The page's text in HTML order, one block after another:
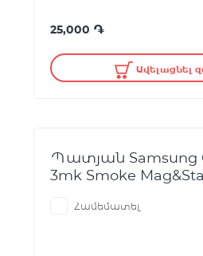
25,000 ֏
Ավելացնել
Պատյան Samsung
3mk Smoke
Համեմատել